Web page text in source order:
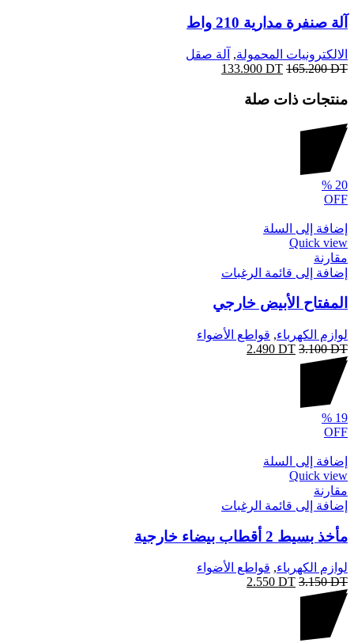
آلة صنفرة مدارية 210 واط
الالكترونيات المحمولة, آلة صقل
165.200DT
133.900 DT
منتجات ذات صلة
20
%
OFF
إضافة إلى السلة
Quick view
مقارنة
إضافة إلى قائمة الرغبات
المفتاح الأبيض خارجي
لوازم الكهرباء, قواطع الأضواء
3.100DT
2.490 DT
19
%
OFF
إضافة إلى السلة
Quick view
مقارنة
إضافة إلى قائمة الرغبات
مأخذ بسيط 2 أقطاب بيضاء خارجية
لوازم الكهرباء, قواطع الأضواء
3.150DT
2.550 DT